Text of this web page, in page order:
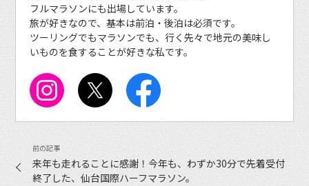
フルマラソンにも出場しています。
旅が好きなので、基本は前泊・後泊は必須です。
ツーリングでもマラソンでも、行く先々で地元の美味し
いものを食することが好きな私です。
来年も走れることに感謝！今年も、わずか30分で先着受付
終了した、仙台国際ハーフマラソン。